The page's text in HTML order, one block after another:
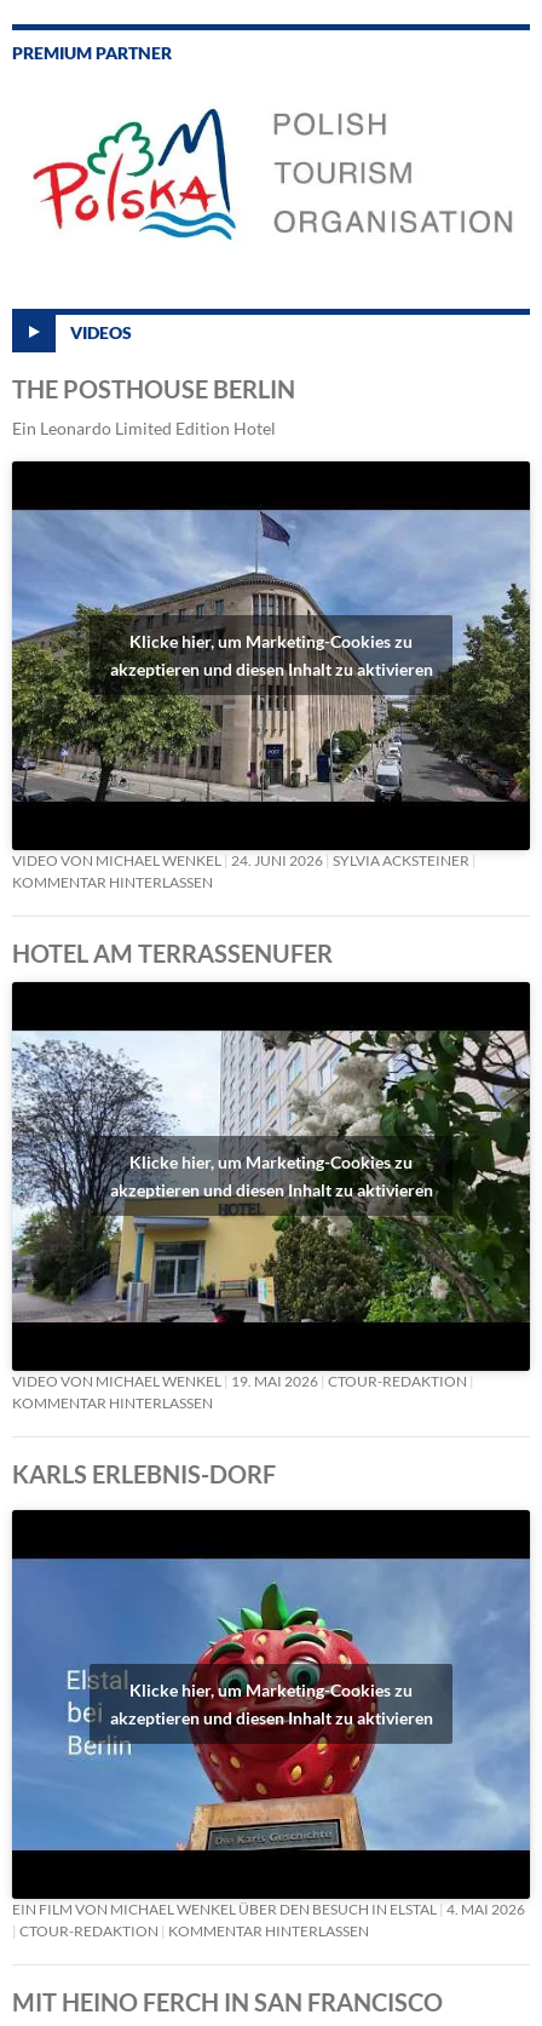
PREMIUM PARTNER
VIDEOS
THE POSTHOUSE BERLIN
Ein Leonardo Limited Edition Hotel
Klicke hier, um Marketing-Cookies zu
akzeptieren und diesen Inhalt zu aktivieren
VIDEO VON MICHAEL WENKEL 24. JUNI 2026 SYLVIA ACKSTEINER
KOMMENTAR HINTERLASSEN
HOTEL AM TERRASSENUFER
Klicke hier, um Marketing-Cookies zu
akzeptieren und diesen Inhalt zu aktivieren
VIDEO VON MICHAEL WENKEL 19. MAI 2026 CTOUR-REDAKTION
KOMMENTAR HINTERLASSEN
KARLS ERLEBNIS-DORF
Klicke hier, um Marketing-Cookies zu
akzeptieren und diesen Inhalt zu aktivieren
EIN FILM VON MICHAEL WENKEL ÜBER DEN BESUCH IN ELSTAL
4. MAI 2026
CTOUR-REDAKTION
KOMMENTAR HINTERLASSEN
MIT HEINO FERCH IN SAN FRANCISCO